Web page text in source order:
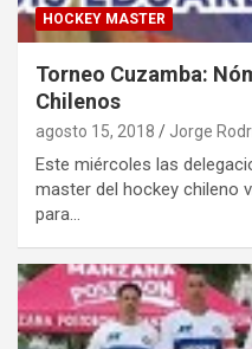
HOCKEY MASTER
Torneo Cuzamba:
Chilenos
agosto 15, 2018 Jorge
Este miércoles las
master del hockey chileno
para…